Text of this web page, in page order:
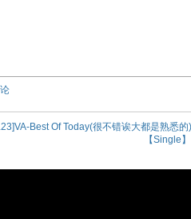
Best Of Today(很不错诶大都是熟悉的)
【Single